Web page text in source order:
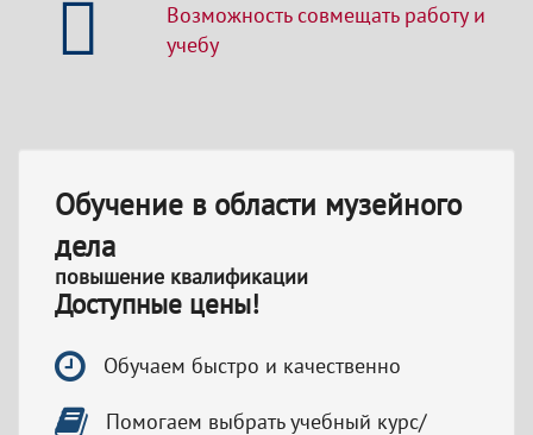
Возможность совмещать работу и
учебу
Обучение в области музейного
дела
повышение квалификации
Доступные цены!
Обучаем быстро и качественно
Помогаем выбрать учебный курс/